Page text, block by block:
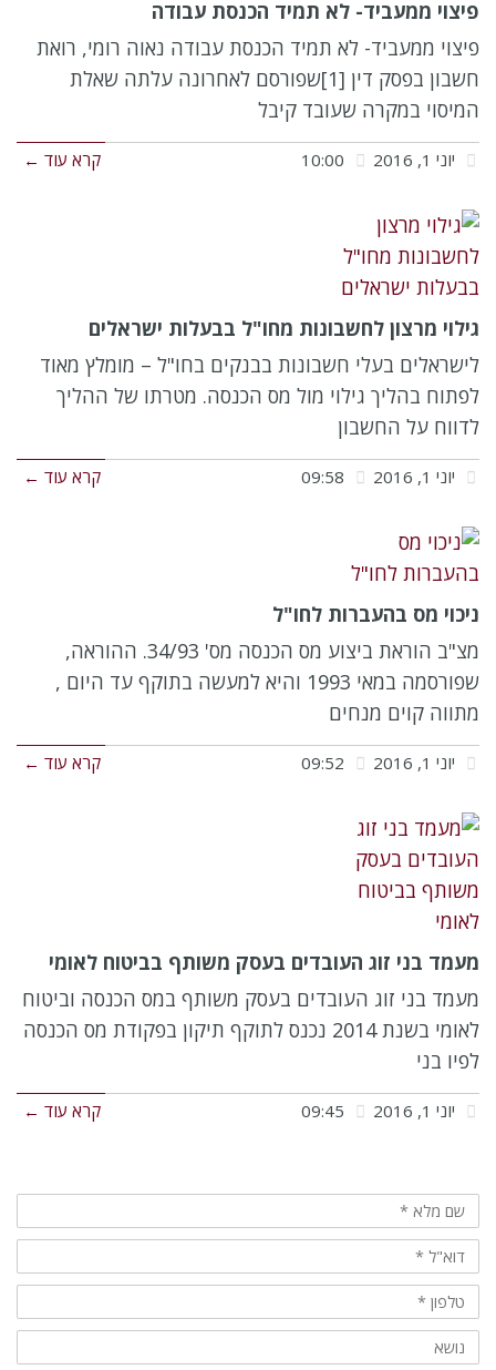
פיצוי ממעביד- לא תמיד הכנסת עבודה
פיצוי ממעביד- לא תמיד הכנסת עבודה נאוה רומי, רואת
חשבון בפסק דין [1]שפורסם לאחרונה עלתה שאלת
המיסוי במקרה שעובד קיבל
יוני 1, 2016 קרא עוד ←
גילוי מרצון לחשבונות מחו"ל בבעלות ישראלים
לישראלים בעלי חשבונות בבנקים בחו"ל – מומלץ מאוד
לפתוח בהליך גילוי מול מס הכנסה. מטרתו של ההליך
לדווח על החשבון
יוני 1, 2016 קרא עוד ←
ניכוי מס בהעברות לחו"ל
מצ"ב הוראת ביצוע מס הכנסה מס' 34/93. ההוראה,
שפורסמה במאי 1993 והיא למעשה בתוקף עד היום ,
מתווה קוים מנחים
יוני 1, 2016 קרא עוד ←
מעמד בני זוג העובדים בעסק משותף בביטוח לאומי
מעמד בני זוג העובדים בעסק משותף במס הכנסה וביטוח
לאומי בשנת 2014 נכנס לתוקף תיקון בפקודת מס הכנסה
לפיו בני
יוני 1, 2016 קרא עוד ←